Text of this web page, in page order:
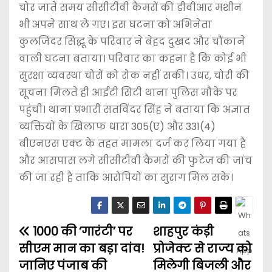
चोर जाते समय सीसीटीवी कैमरों की डीवीआर मशीन
भी अपने साथ ले गए। इस घटना को अभिनेता
कुलजिंदर सिद्धू के परिवार ने बेहद दुखद और चौंकाने
वाली घटना बताया। परिवार का कहना है कि कोई भी
सुरक्षा व्यवस्था चोरों को रोक नहीं सकी। उधर, चोरी की
सूचना मिलते ही आईटी सिटी थाना पुलिस मौके पर
पहुंची। थाना प्रभारी सतविंदर सिंह ने बताया कि अज्ञात
व्यक्तियों के खिलाफ धारा 305(ए) और 331(4)
बीएनएस एक्ट के तहत मामला दर्ज कर लिया गया है
और आसपास लगे सीसीटीवी कैमरों की फुटेज की जांच
की जा रही है ताकि आरोपियों का सुराग मिल सके।
शाहपुर कंड़ी
प्रोजेक्ट से राज्य को
मिलेगी बिजली और
₹1000 की ‘गारंटी’ पर
सीएम मान का बड़ा दांव!
जानिए पंजाब की